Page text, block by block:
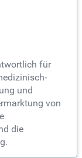
für
und
von
die